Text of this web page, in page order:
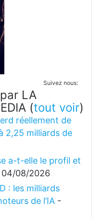
Suivez nous:
LA
(tout voir)
réellement de
2,25 milliards de
a-t-elle le profil et
08/2026
: les milliards
de l’IA -